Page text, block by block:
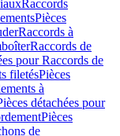
Raccords
Pièces
Raccords à
Raccords de
pour Raccords de
filetésPièces
à
détachées pour
Pièces
de